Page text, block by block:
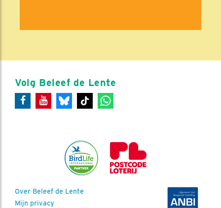
Volg Beleef de Lente
Over Beleef de Lente
Mijn privacy